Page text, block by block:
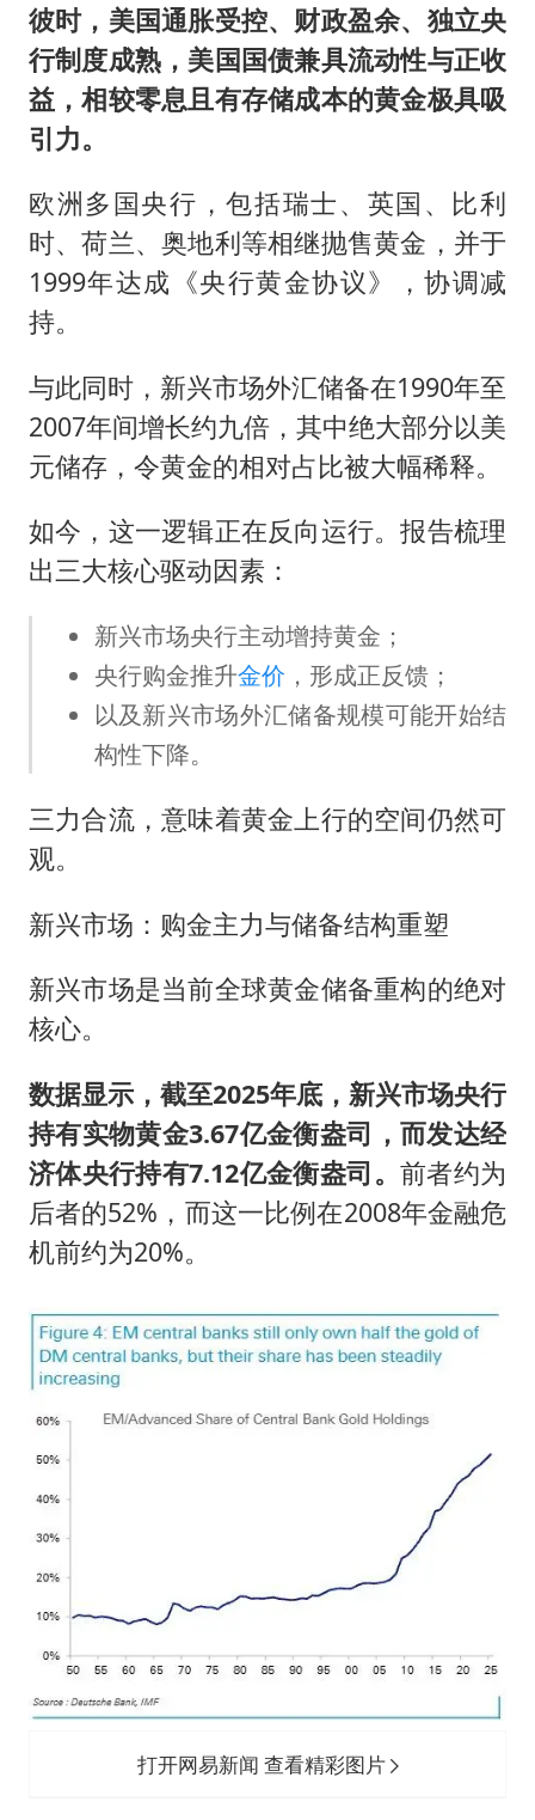
彼时，美国通胀受控、财政盈余、独立央
行制度成熟，美国国债兼具流动性与正收
益，相较零息且有存储成本的黄金极具吸
引力。
欧洲多国央行，包括瑞士、英国、比利
时、荷兰、奥地利等相继抛售黄金，并于
1999年达成《央行黄金协议》，协调减
持。
与此同时，新兴市场外汇储备在1990年至
2007年间增长约九倍，其中绝大部分以美
元储存，令黄金的相对占比被大幅稀释。
如今，这一逻辑正在反向运行。报告梳理
出三大核心驱动因素：
新兴市场央行主动增持黄金；
央行购金推升金价 ，形成正反馈；
以及新兴市场外汇储备规模可能开始结
构性下降。
三力合流，意味着黄金上行的空间仍然可
观。
新兴市场：购金主力与储备结构重塑
新兴市场是当前全球黄金储备重构的绝对
核心。
数据显示，截至2025年底，新兴市场央行
持有实物黄金3.67亿金衡盎司，而发达经
济体央行持有7.12亿金衡盎司。 前者约为
后者的52%，而这一比例在2008年金融危
机前约为20%。
打开网易新闻 查看精彩图片